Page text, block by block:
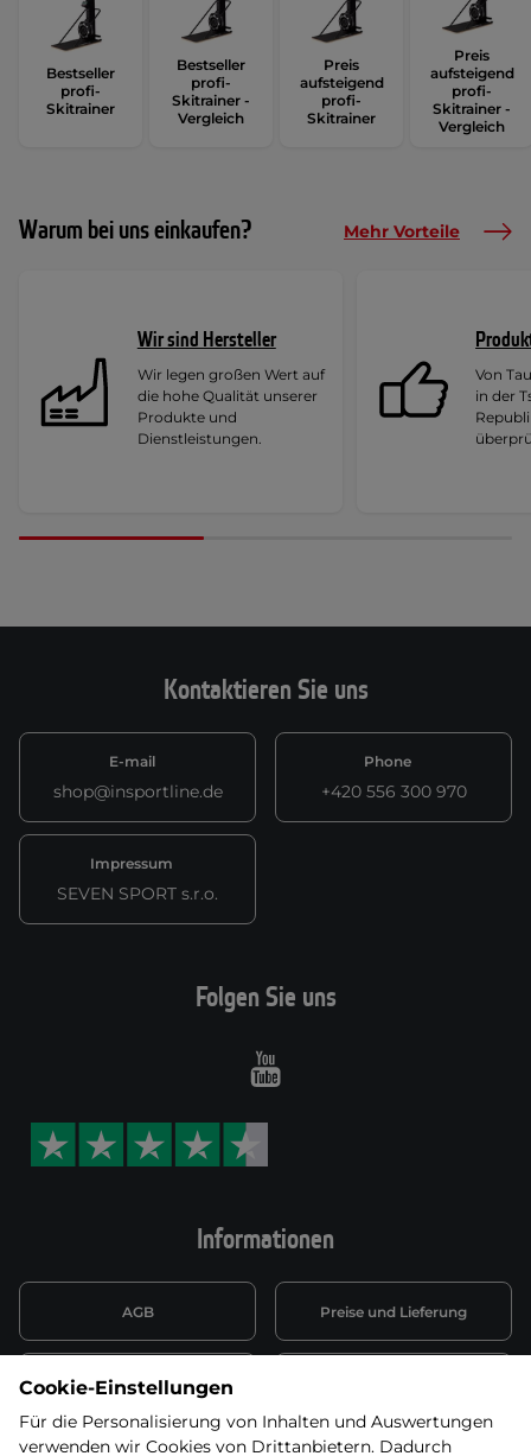
Bestseller
profi-
Skitrainer
Bestseller
profi-
Skitrainer -
Vergleich
Preis
aufsteigend
profi-
Skitrainer
Preis
aufsteigend
profi-
Skitrainer -
Vergleich
Warum bei uns einkaufen? Mehr Vorteile
Wir sind Hersteller
Wir legen großen Wert auf
die hohe Qualität unserer
Produkte und
Dienstleistungen.
Von
in der
Kontaktieren Sie uns
E-mail
shop@insportline.de
Phone
+420 556 300 970
Impressum
SEVEN SPORT s.r.o.
Informationen
AGB Preise und Lieferung
Datenschutzerklärung
Wiederufsbelehrung mit Link
Folgen Sie uns
Youtube
Cookie-Einstellungen
Für die Personalisierung von Inhalten und Auswertungen
verwenden wir Cookies von Drittanbietern. Dadurch